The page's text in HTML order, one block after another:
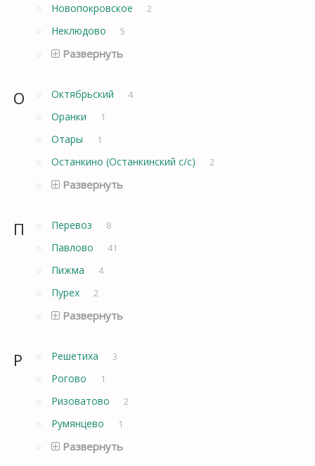
Новопокровское 2
Неклюдово 5
Развернуть
О Октябрьский 4
Оранки 1
Отары 1
Останкино (Останкинский с/с) 2
Развернуть
П Перевоз 8
Павлово 41
Пижма 4
Пурех 2
Развернуть
Р Решетиха 3
Рогово 1
Ризоватово 2
Румянцево 1
Развернуть